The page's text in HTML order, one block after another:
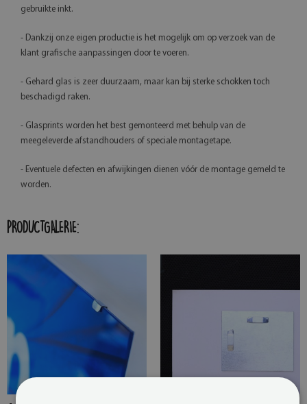
gebruikte inkt.
- Dankzij onze eigen productie is het mogelijk om op verzoek van de
klant grafische aanpassingen door te voeren.
- Gehard glas is zeer duurzaam, maar kan bij sterke schokken toch
beschadigd raken.
- Glasprints worden het best gemonteerd met behulp van de
meegeleverde afstandhouders of speciale montagetape.
- Eventuele defecten en afwijkingen dienen vóór de montage gemeld te
worden.
PRODUCTGALERIE: